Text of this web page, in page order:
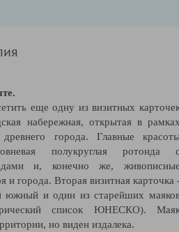
еще одну из визитных
набережная, открытая в
древнего города. Главные
полукруглая ротонда
и, конечно же,
и города. Вторая визитная карточка
южный и один из старейших
список ЮНЕСКО).
но виден издалека.